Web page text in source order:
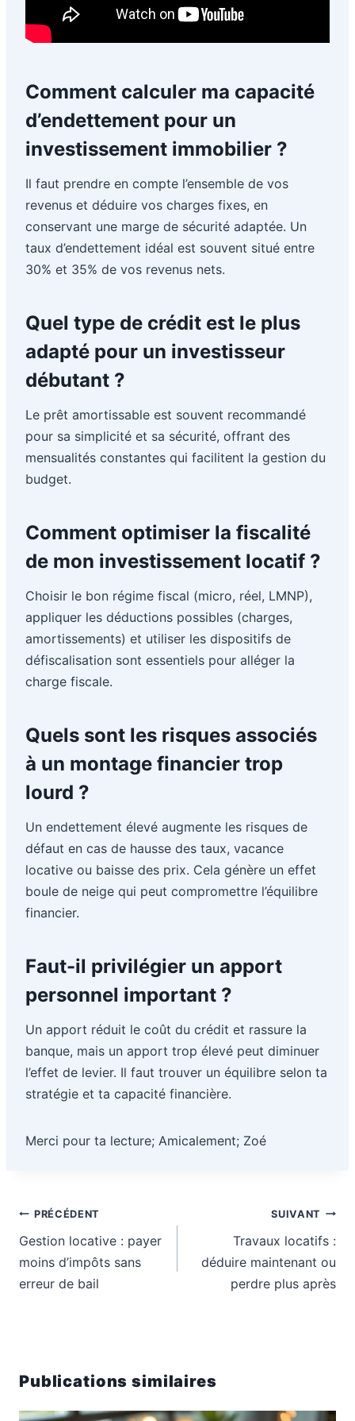
Comment calculer ma capacité
d’endettement pour un
investissement immobilier ?
Il faut prendre en compte l’ensemble de vos
revenus et déduire vos charges fixes, en
conservant une marge de sécurité adaptée. Un
taux d’endettement idéal est souvent situé entre
30% et 35% de vos revenus nets.
Quel type de crédit est le plus
adapté pour un investisseur
débutant ?
Le prêt amortissable est souvent recommandé
pour sa simplicité et sa sécurité, offrant des
mensualités constantes qui facilitent la gestion du
budget.
Comment optimiser la fiscalité
de mon investissement locatif ?
Choisir le bon régime fiscal (micro, réel, LMNP),
appliquer les déductions possibles (charges,
amortissements) et utiliser les dispositifs de
défiscalisation sont essentiels pour alléger la
charge fiscale.
Quels sont les risques associés
à un montage financier trop
lourd ?
Un endettement élevé augmente les risques de
défaut en cas de hausse des taux, vacance
locative ou baisse des prix. Cela génère un effet
boule de neige qui peut compromettre l’équilibre
financier.
Faut-il privilégier un apport
personnel important ?
Un apport réduit le coût du crédit et rassure la
banque, mais un apport trop élevé peut diminuer
l’effet de levier. Il faut trouver un équilibre selon ta
stratégie et ta capacité financière.
Merci pour ta lecture; Amicalement; Zoé
Navigation
de
l’article
PRÉCÉDENT
Gestion locative : payer
moins d’impôts sans
erreur de bail
SUIVANT
Travaux locatifs :
déduire maintenant ou
perdre plus après
Publications similaires